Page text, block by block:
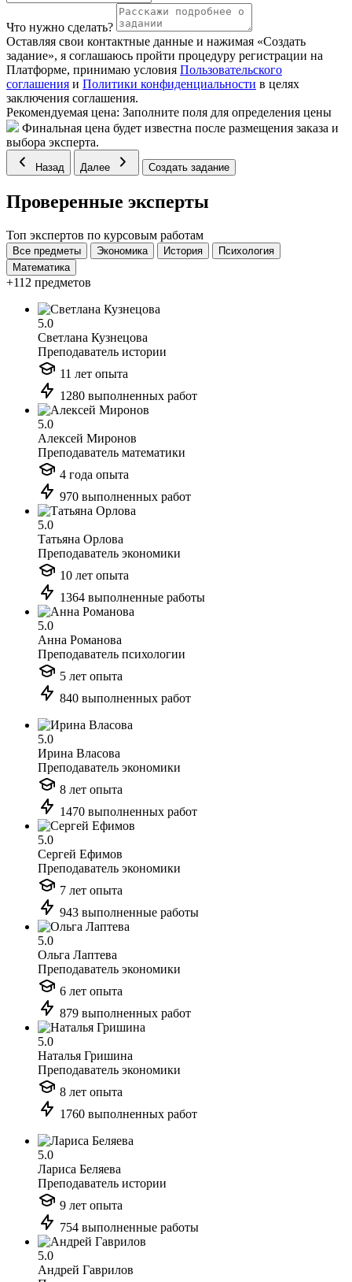
Что нужно сделать?
Оставляя свои контактные данные и нажимая «Создать
задание», я соглашаюсь пройти процедуру регистрации на
Платформе, принимаю условия Пользовательского
соглашения и Политики конфиденциальности в целях
заключения соглашения.
Рекомендуемая цена: Заполните поля для определения цены
Финальная цена будет известна после размещения заказа и
выбора эксперта.
Назад Далее Создать задание
Проверенные эксперты
Топ экспертов по курсовым работам
Все предметы Экономика История
Психология
Математика
+112 предметов
5.0
Светлана Кузнецова
Преподаватель истории
11 лет опыта
1280 выполненных работ
5.0
Алексей Миронов
Преподаватель математики
4 года опыта
970 выполненных работ
5.0
Татьяна Орлова
Преподаватель экономики
10 лет опыта
1364 выполненные работы
5.0
Анна Романова
Преподаватель психологии
5 лет опыта
840 выполненных работ
5.0
Ирина Власова
Преподаватель экономики
8 лет опыта
1470 выполненных работ
5.0
Сергей Ефимов
Преподаватель экономики
7 лет опыта
943 выполненные работы
5.0
Ольга Лаптева
Преподаватель экономики
6 лет опыта
879 выполненных работ
5.0
Наталья Гришина
Преподаватель экономики
8 лет опыта
1760 выполненных работ
5.0
Лариса Беляева
Преподаватель истории
9 лет опыта
754 выполненные работы
5.0
Андрей Гаврилов